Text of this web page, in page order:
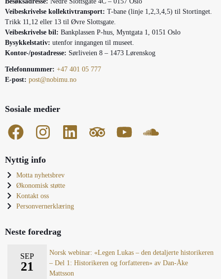
Veibeskrivelse kollektivtransport: T-bane (linje 1,2,3,4,5) til Stortinget.
Trikk 11,12 eller 13 til Øvre Slottsgate.
Veibeskrivelse bil: Bankplassen P-hus, Myntgata 1, 0151 Oslo
Bysykkelstativ: utenfor inngangen til museet.
Kontor-/postadresse: Sørliveien 8 – 1473 Lørenskog
Telefonnummer: +47 401 05 777
E-post: post@nobimu.no
Sosiale medier
Nyttig info
Motta nyhetsbrev
Økonomisk støtte
Kontakt oss
Personvernerklæring
Neste foredrag
SEP
21
Norsk webinar: «Legen Lukas – den detaljerte historikeren
– Del 1: Historikeren og forfatteren» av Dan-Åke
Mattsson